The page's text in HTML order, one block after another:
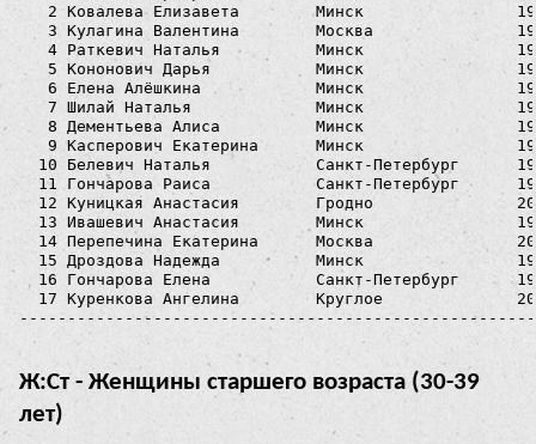
2 Ковалева Елизавета        Минск
3 Кулагина Валентина        Москва
4 Раткевич Наталья          Минск
5 Кононович Дарья           Минск
6 Елена Алёшкина            Минск
7 Шилай Наталья             Минск
8 Дементьева Алиса          Минск
9 Касперович Екатерина      Минск
10 Белевич Наталья           Санкт-Петербург
11 Гончарова Раиса           Санкт-Петербург
12 Куницкая Анастасия        Гродно
13 Ивашевич Анастасия        Минск
14 Перепечина Екатерина      Москва
15 Дроздова Надежда          Минск
16 Гончарова Елена           Санкт-Петербург
17 Куренкова Ангелина        Круглое
Ж:Ст - Женщины старшего возраста (30-39
лет)